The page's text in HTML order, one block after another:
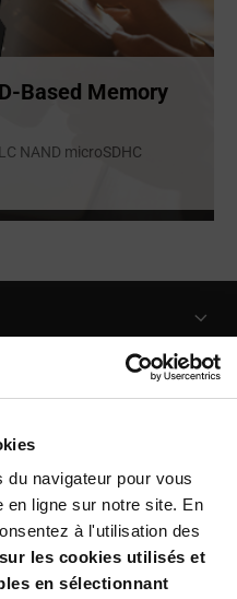
navigateur pour vous
en ligne sur notre site. En
à l'utilisation des
les cookies utilisés et
en sélectionnant
Based Memory
NAND microSDHC